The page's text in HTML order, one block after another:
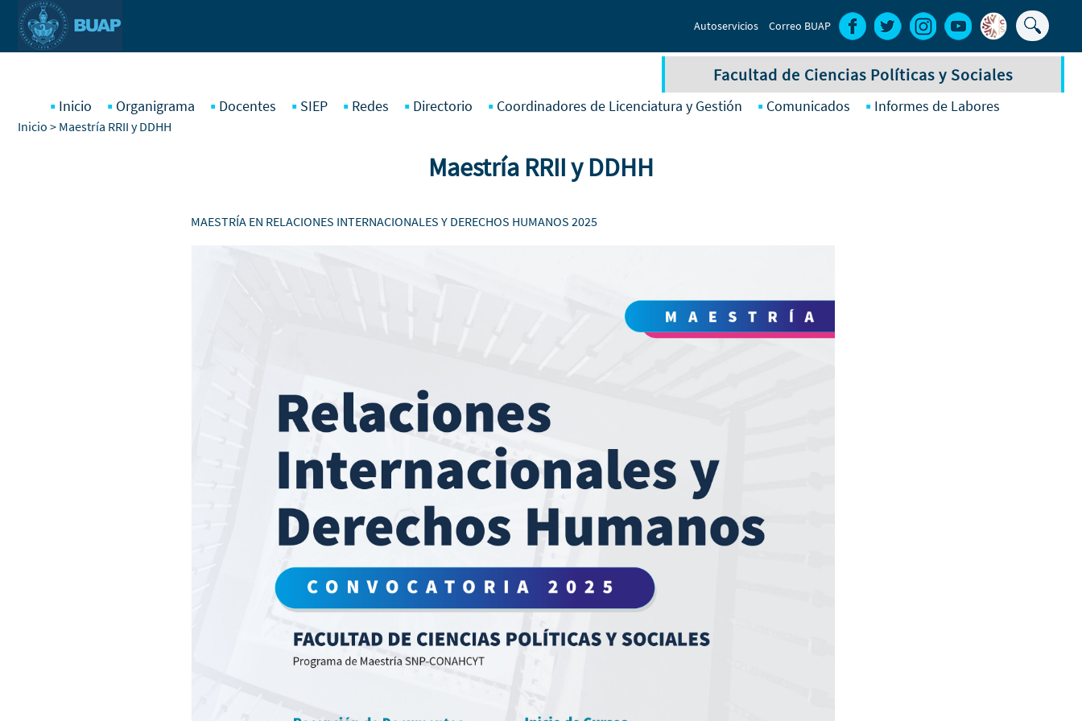
Pasar al contenido principal
Buscar
Autoservicios Correo BUAP
Facultad de Ciencias Políticas y Sociales
Inicio Organigrama Docentes SIEP Redes Directorio Coordinadores de Licenciatura y Gestión Comunicados Informes de Labores
Inicio > Maestría RRII y DDHH
Maestría RRII y DDHH
MAESTRÍA EN RELACIONES INTERNACIONALES Y DERECHOS HUMANOS 2025